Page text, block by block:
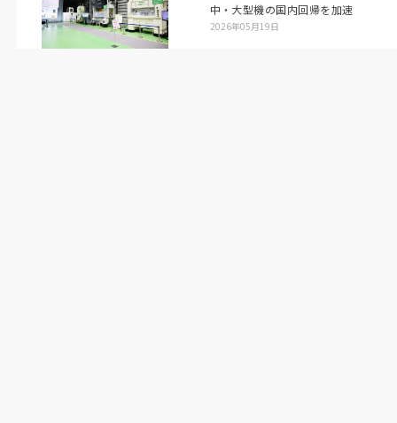
中・大型機の国内回帰を加速
2026年05月19日